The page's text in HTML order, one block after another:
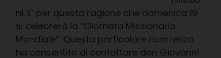
ni. E’ per questa ragione che domenica 19
si celebrerà la “Giornata Missionaria
Mondiale”. Questa particolare ricorrenza
ha consentito di contattare don Giovanni